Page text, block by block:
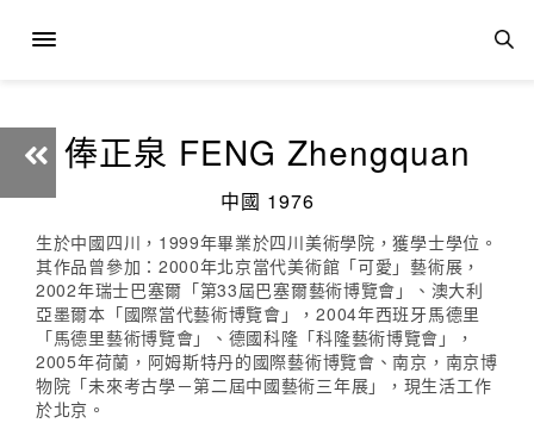
俸正泉 FENG Zhengquan
中國 1976
生於中國四川，1999年畢業於四川美術學院，獲學士學位。
其作品曾參加：2000年北京當代美術館「可愛」藝術展，
2002年瑞士巴塞爾「第33屆巴塞爾藝術博覽會」、澳大利
亞墨爾本「國際當代藝術博覽會」，2004年西班牙馬德里
「馬德里藝術博覽會」、德國科隆「科隆藝術博覽會」，
2005年荷蘭，阿姆斯特丹的國際藝術博覽會、南京，南京博
物院「未來考古學－第二屆中國藝術三年展」，現生活工作
於北京。